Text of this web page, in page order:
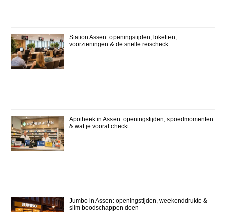
Station Assen: openingstijden, loketten,
voorzieningen & de snelle reischeck
Apotheek in Assen: openingstijden, spoedmomenten
& wat je vooraf checkt
Jumbo in Assen: openingstijden, weekenddrukte &
slim boodschappen doen